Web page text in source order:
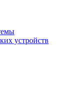
устройств